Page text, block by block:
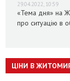
29.04.2022, 10:59
«Тема дня» на
про ситуацію в
ЦІНИ В